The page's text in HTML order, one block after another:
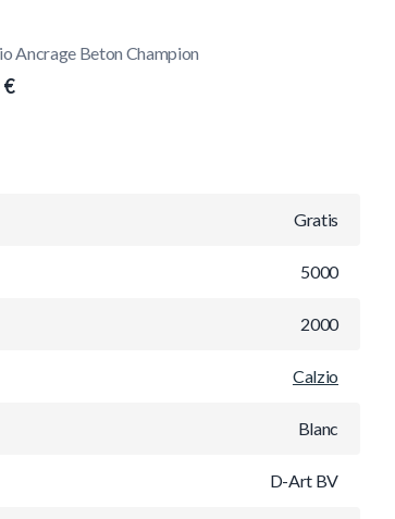
Ancrage Beton Champion
€
Gratis
5000
2000
Calzio
Blanc
D-Art BV